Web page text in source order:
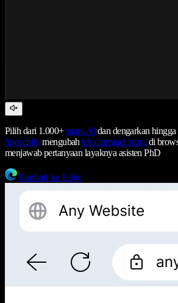
Pilih dari 1.000+suara AIdan dengarkan hingga
Speechifymengubahteks menjadi suara di
menjawab pertanyaan layaknya asisten PhD
Tambah ke Edge